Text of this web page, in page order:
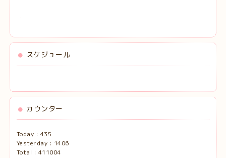
スケジュール
カウンター
Today : 435
Yesterday : 1406
Total : 411004